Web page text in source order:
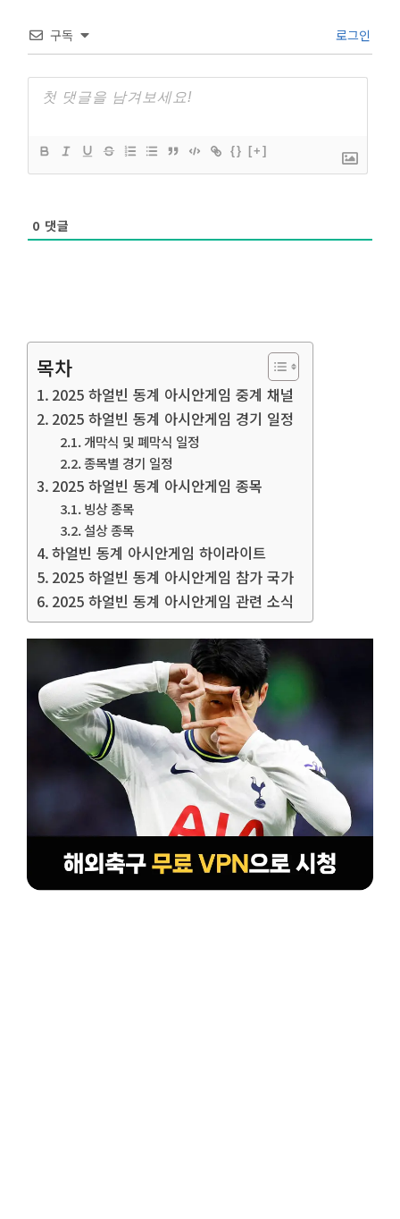
구독 로그인
{} [+]
0 댓글
목차
2025 하얼빈 동계 아시안게임 중계 채널
2025 하얼빈 동계 아시안게임 경기 일정
개막식 및 폐막식 일정
종목별 경기 일정
2025 하얼빈 동계 아시안게임 종목
빙상 종목
설상 종목
하얼빈 동계 아시안게임 하이라이트
2025 하얼빈 동계 아시안게임 참가 국가
2025 하얼빈 동계 아시안게임 관련 소식